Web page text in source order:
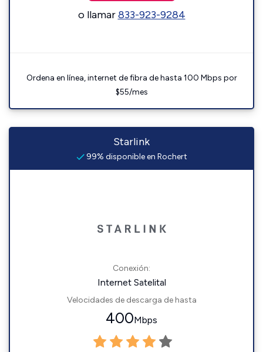
o llamar833-923-9284
Ordena en línea, internet de fibra de hasta 100 Mbps por
$55/mes
Starlink
99% disponible en Rochert
Conexión:
Internet Satelital
Velocidades de descarga de hasta
400Mbps